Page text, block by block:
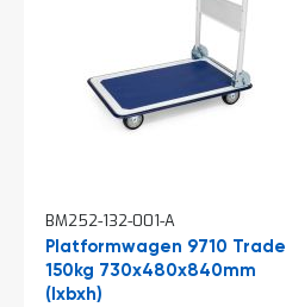
BM252-132-001-A
Platformwagen 9710 Trade
150kg 730x480x840mm
(lxbxh)
winkelwagen